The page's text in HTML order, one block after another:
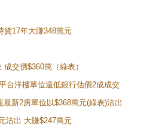
貨17年大賺348萬元
交價$360萬（綠表）
台洋樓單位遠低銀行估價2成成交
新2房單位以$368萬元(綠表)沽出
沽出 大賺$247萬元